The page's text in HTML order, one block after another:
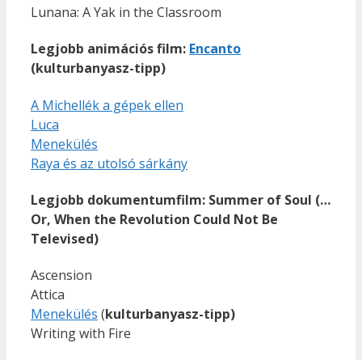
Lunana: A Yak in the Classroom
Legjobb animációs film: Encanto
(kulturbanyasz-tipp)
A Michellék a gépek ellen
Luca
Menekülés
Raya és az utolsó sárkány
Legjobb dokumentumfilm: Summer of Soul (…
Or, When the Revolution Could Not Be
Televised)
Ascension
Attica
Menekülés (kulturbanyasz-tipp)
Writing with Fire